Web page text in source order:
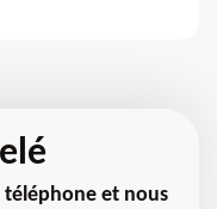
téléphone et nous